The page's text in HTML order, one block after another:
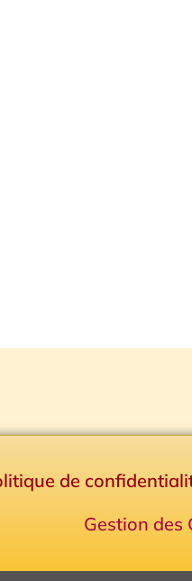
de
Gestion des